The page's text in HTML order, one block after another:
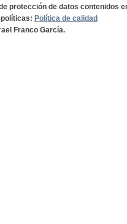
protección de datos contenidos
Política de calidad
Franco García.